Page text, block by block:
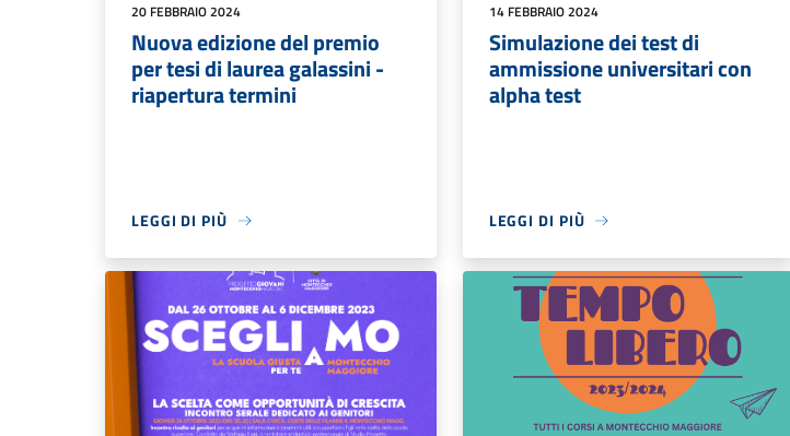
20 FEBBRAIO 2024
Nuova edizione del premio
per tesi di laurea galassini -
riapertura termini
LEGGI DI PIÙ
14 FEBBRAIO 2024
Simulazione dei test di
ammissione universitari con
alpha test
LEGGI DI PIÙ